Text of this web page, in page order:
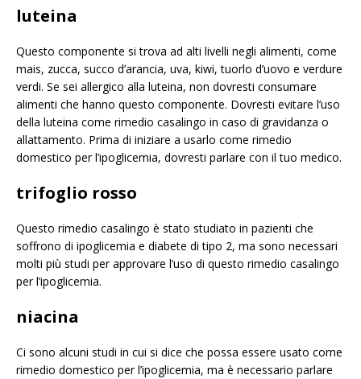
luteina
Questo componente si trova ad alti livelli negli alimenti, come
mais, zucca, succo d’arancia, uva, kiwi, tuorlo d’uovo e verdure
verdi. Se sei allergico alla luteina, non dovresti consumare
alimenti che hanno questo componente. Dovresti evitare l’uso
della luteina come rimedio casalingo in caso di gravidanza o
allattamento. Prima di iniziare a usarlo come rimedio
domestico per l’ipoglicemia, dovresti parlare con il tuo medico.
trifoglio rosso
Questo rimedio casalingo è stato studiato in pazienti che
soffrono di ipoglicemia e diabete di tipo 2, ma sono necessari
molti più studi per approvare l’uso di questo rimedio casalingo
per l’ipoglicemia.
niacina
Ci sono alcuni studi in cui si dice che possa essere usato come
rimedio domestico per l’ipoglicemia, ma è necessario parlare